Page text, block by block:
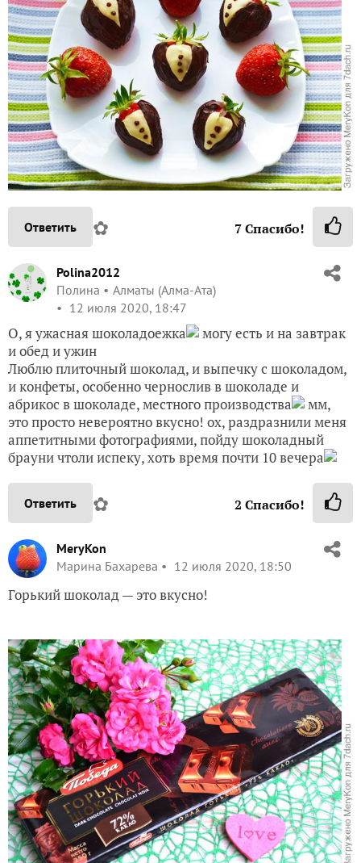
Ответить ✿ 7Спасибо!
Polina2012
Полина
Алматы (Алма-Ата)
12 июля 2020, 18:47
О, я ужасная шоколадоежка
могу есть и на завтрак
и обед и ужин
Люблю плиточный шоколад, и выпечку с шоколадом,
и конфеты, особенно чернослив в шоколаде и
абрикос в шоколаде, местного производства
мм,
это просто невероятно вкусно! ох, раздразнили меня
аппетитными фотографиями, пойду шоколадный
брауни чтоли испеку, хоть время почти 10 вечера
Ответить ✿ 2 Спасибо!
MeryKon
Марина Бахарева
12 июля 2020, 18:50
Горький шоколад — это вкусно!